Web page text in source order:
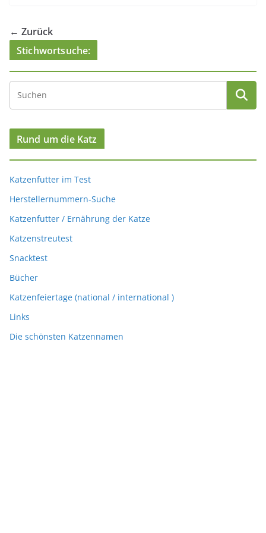
← Zurück
Stichwortsuche:
Rund um die Katz
Katzenfutter im Test
Herstellernummern-Suche
Katzenfutter / Ernährung der Katze
Katzenstreutest
Snacktest
Bücher
Katzenfeiertage (national / international )
Links
Die schönsten Katzennamen